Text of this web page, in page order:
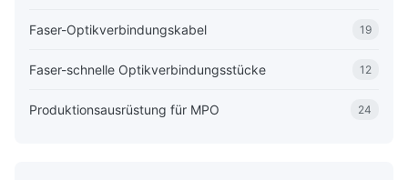
Faser-Optikverbindungskabel 19
Faser-schnelle Optikverbindungsstücke 12
Produktionsausrüstung für MPO 24